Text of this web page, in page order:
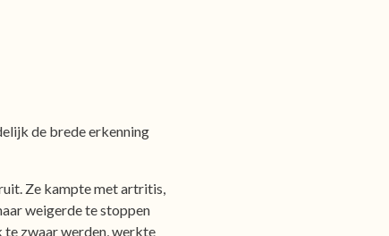
de brede erkenning
Ze kampte met artritis,
weigerde te stoppen
te zwaar werden, werkte